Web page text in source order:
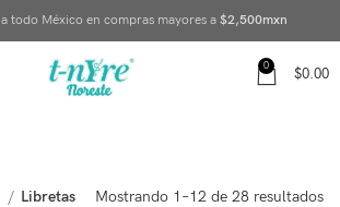
a todo México en compras mayores a $2,500mxn
0 $0.00
Libretas Mostrando 1–12 de 28 resultados